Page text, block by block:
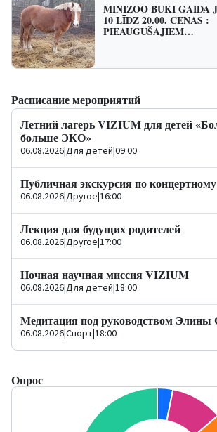
MINIZOO BUKI GAIDA
10 LĪDZ 20.00. CENAS :
PIEAUGUŠAJIEM…
Расписание мероприятий
Летний лагерь VIZIUM для детей
больше ЭКО»
06.08.2026|Для детей|09:00
Публичная экскурсия по
06.08.2026|Другое|16:00
Лекция для будущих родителей
06.08.2026|Другое|17:00
Ночная научная миссия VIZIUM
06.08.2026|Для детей|18:00
Медитация под руководством Элины
06.08.2026|Спорт|18:00
Опрос